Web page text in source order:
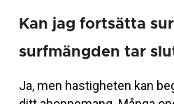
Kan jag fortsätta
surfmängden tar
Ja, men hastigheten kan